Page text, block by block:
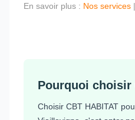
En savoir plus : Nos services |
Pourquoi choisir
Choisir CBT HABITAT